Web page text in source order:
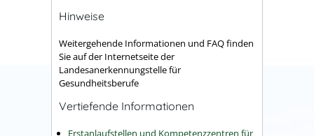
Hinweise
Weitergehende Informationen und FAQ finden
Sie auf der Internetseite der
Landesanerkennungstelle für
Gesundheitsberufe
Vertiefende Informationen
Erstanlaufstellen und Kompetenzzentren für